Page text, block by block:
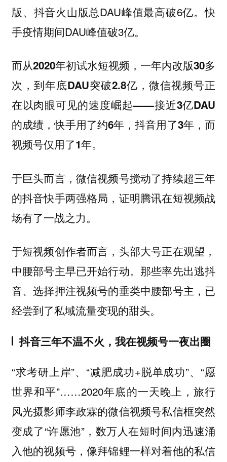
版、抖音火山版总DAU峰值最高破6亿。快
手疫情期间DAU峰值破3亿。
而从2020年初试水短视频，一年内改版30多
次，到年底DAU突破2.8亿，微信视频号正
在以肉眼可见的速度崛起——接近3亿DAU
的成绩，快手用了约6年，抖音用了3年，而
视频号仅用了1年。
于巨头而言，微信视频号搅动了持续超三年
的抖音快手两强格局，证明腾讯在短视频战
场有了一战之力。
于短视频创作者而言，头部大号正在观望，
中腰部号主早已开始行动。那些率先出逃抖
音、选择押注视频号的垂类中腰部号主，已
经尝到了私域流量变现的甜头。
抖音三年不温不火，我在视频号一夜出圈
“求考研上岸”、“减肥成功+脱单成功”、“愿
世界和平”……2020年底的一天晚上，旅行
风光摄影师李政霖的微信视频号私信框突然
变成了“许愿池”，数万人在短时间内迅速涌
入他的视频号，像拜锦鲤一样对着他的私信